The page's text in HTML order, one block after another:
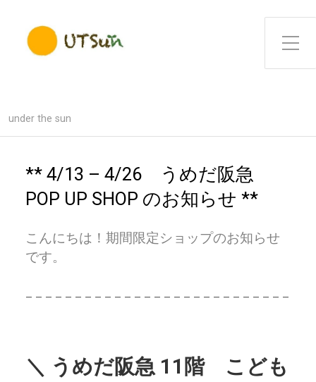
Toggle Side Menu
under the sun
** 4/13 – 4/26 うめだ阪急
POP UP SHOP のお知らせ **
こんにちは！期間限定ショップのお知らせ
です。
– – – – – – – – – – – – – – – – – – – – – – – – – – –
＼ うめだ阪急 11階 こども